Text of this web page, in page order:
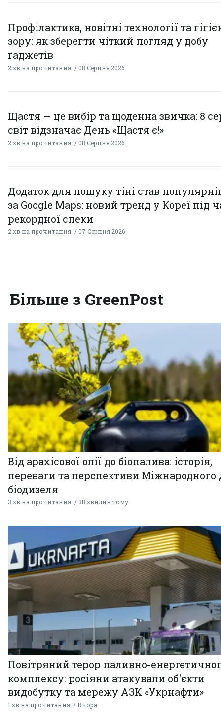
Профілактика, новітні технології та
зору: як зберегти чіткий погляд у добу
ґаджетів
2 хв на прочитання 08 Серпня 2026
Щастя — це вибір та щоденна звичка: 8
світ відзначає День «Щастя є!»
2 хв на прочитання 08 Серпня 2026
Додаток для пошуку тіні став
за Google Maps: новий тренд у Кореї під
рекордної спеки
2 хв на прочитання 07 Серпня 2026
Більше з GreenPost
Від арахісової олії до біопалива: історія,
переваги та перспективи Міжнародного
біодизеля
3 хв на прочитання 38 хвилин тому
Повітряний терор паливно-
комплексу: росіяни атакували об'єкти
видобутку та мережу АЗК «Укрнафти»
1 хв на прочитання Вчора